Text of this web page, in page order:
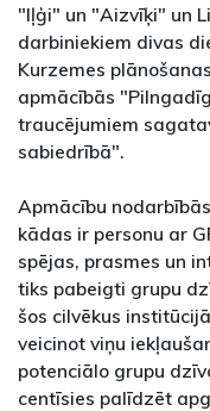
"Iļģi" un "Aizvīķi" un
darbiniekiem divas
Kurzemes
apmācībās
traucējumiem
sabiedrībā".
Apmācību
kādas ir personu ar
spējas, prasmes un
tiks pabeigti grupu
šos cilvēkus
veicinot viņu
potenciālo grupu
centīsies palīdzēt